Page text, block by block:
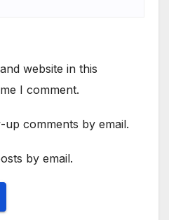
website in this
I comment.
comments by email.
by email.